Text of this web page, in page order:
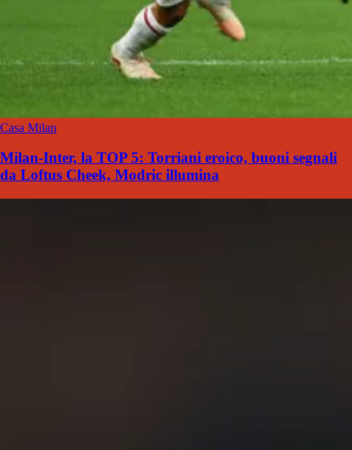
Casa Milan
Milan-Inter, la TOP 5: Torriani eroico, buoni segnali
da Loftus Cheek, Modric illumina